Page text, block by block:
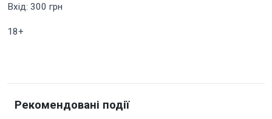
Вхід: 300 грн
18+
Рекомендовані події